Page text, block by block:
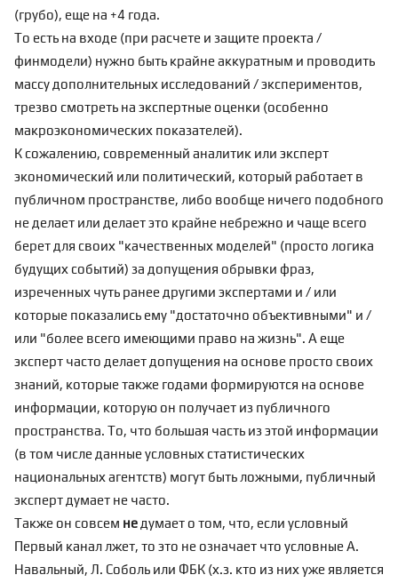
(грубо), еще на +4 года.
То есть на входе (при расчете и защите проекта /
финмодели) нужно быть крайне аккуратным и проводить
массу дополнительных исследований / экспериментов,
трезво смотреть на экспертные оценки (особенно
макроэкономических показателей).
К сожалению, современный аналитик или эксперт
экономический или политический, который работает в
публичном пространстве, либо вообще ничего подобного
не делает или делает это крайне небрежно и чаще всего
берет для своих "качественных моделей" (просто логика
будущих событий) за допущения обрывки фраз,
изреченных чуть ранее другими экспертами и / или
которые показались ему "достаточно объективными" и /
или "более всего имеющими право на жизнь". А еще
эксперт часто делает допущения на основе просто своих
знаний, которые также годами формируются на основе
информации, которую он получает из публичного
пространства. То, что большая часть из этой информации
(в том числе данные условных статистических
национальных агентств) могут быть ложными, публичный
эксперт думает не часто.
Также он совсем не думает о том, что, если условный
Первый канал лжет, то это не означает что условные А.
Навальный, Л. Соболь или ФБК (х.з. кто из них уже является